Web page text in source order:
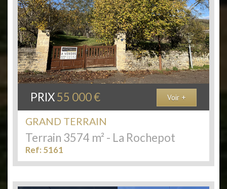
PRIX55 000€ Voir +
GRAND TERRAIN
Terrain 3574 m² - La Rochepot
Ref: 5161